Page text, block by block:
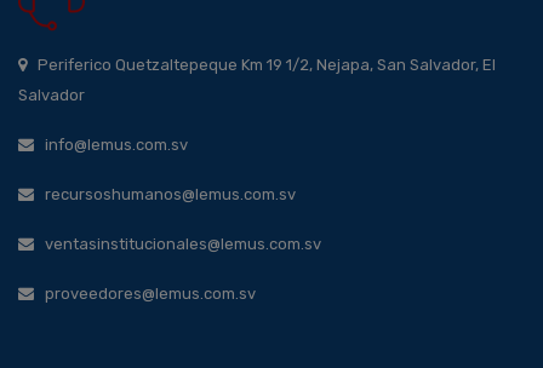
Periferico Quetzaltepeque Km 19 1/2, Nejapa, San Salvador, El
Salvador
info@lemus.com.sv
recursoshumanos@lemus.com.sv
ventasinstitucionales@lemus.com.sv
proveedores@lemus.com.sv